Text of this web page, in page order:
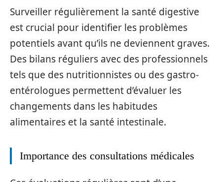
Surveiller régulièrement la santé digestive
est crucial pour identifier les problèmes
potentiels avant qu’ils ne deviennent graves.
Des bilans réguliers avec des professionnels
tels que des nutritionnistes ou des gastro-
entérologues permettent d’évaluer les
changements dans les habitudes
alimentaires et la santé intestinale.
Importance des consultations médicales